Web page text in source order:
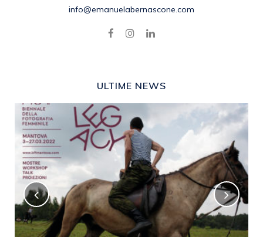
info@emanuelabernascone.com
ULTIME NEWS